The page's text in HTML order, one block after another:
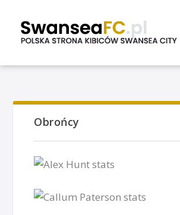
Obrońcy